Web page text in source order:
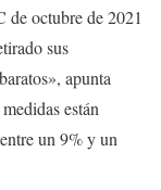
de octubre de 2021
sus
apunta
están
un 9% y un